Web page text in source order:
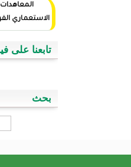
الاستعماري
تابعنا على
بحث